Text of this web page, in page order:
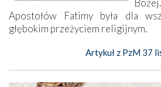
Apostołów Fatimy była dla
głębokim przeżyciem religijnym.
Artykuł z PzM 37